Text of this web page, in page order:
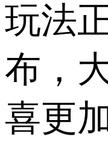
玩法
布，
喜更